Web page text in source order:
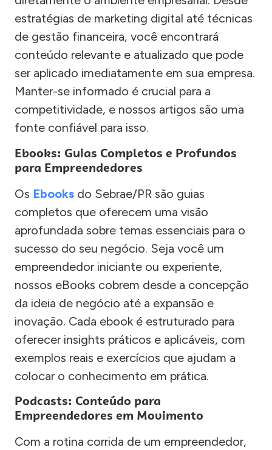
estratégias de marketing digital até técnicas
de gestão financeira, você encontrará
conteúdo relevante e atualizado que pode
ser aplicado imediatamente em sua empresa.
Manter-se informado é crucial para a
competitividade, e nossos artigos são uma
fonte confiável para isso.
Ebooks: Guias Completos e Profundos
para Empreendedores
Os Ebooks do Sebrae/PR são guias
completos que oferecem uma visão
aprofundada sobre temas essenciais para o
sucesso do seu negócio. Seja você um
empreendedor iniciante ou experiente,
nossos eBooks cobrem desde a concepção
da ideia de negócio até a expansão e
inovação. Cada ebook é estruturado para
oferecer insights práticos e aplicáveis, com
exemplos reais e exercícios que ajudam a
colocar o conhecimento em prática.
Podcasts: Conteúdo para
Empreendedores em Movimento
Com a rotina corrida de um empreendedor,